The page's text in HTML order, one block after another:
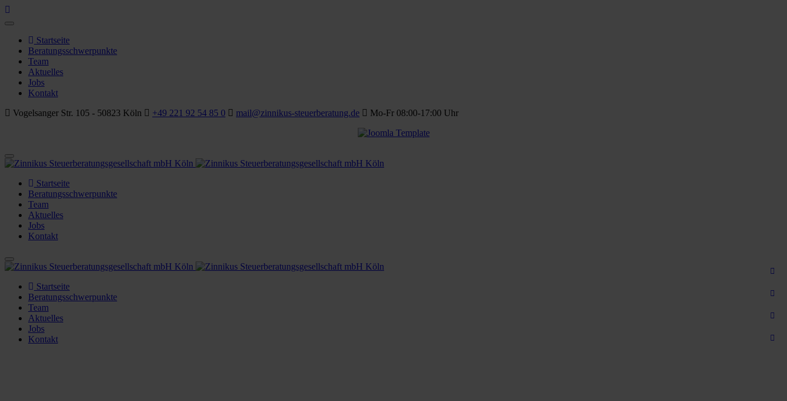
Startseite
Beratungsschwerpunkte
Team
Aktuelles
Jobs
Kontakt
Vogelsanger Str. 105 - 50823 Köln
+49 221 92 54 85 0 mail@zinnikus-steuerberatung.de Mo-Fr 08:00-17:00 Uhr
Startseite
Beratungsschwerpunkte
Team
Aktuelles
Jobs
Kontakt
Startseite
Beratungsschwerpunkte
Team
Aktuelles
Jobs
Kontakt